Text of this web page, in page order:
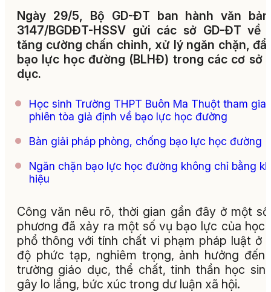
Ngày 29/5, Bộ GD-ĐT ban hành văn
3147/BGDĐT-HSSV gửi các sở GD-ĐT về
tăng cường chấn chỉnh, xử lý ngăn chặn,
bạo lực học đường (BLHĐ) trong các cơ sở
dục.
Học sinh Trường THPT Buôn Ma Thuột tham gia
phiên tòa giả định về bạo lực học đường
Bàn giải pháp phòng, chống bạo lực học đường
Ngăn chặn bạo lực học đường không chỉ bằng
hiệu
Công văn nêu rõ, thời gian gần đây ở một
phương đã xảy ra một số vụ bạo lực của học
phổ thông với tính chất vi phạm pháp luật ở
độ phức tạp, nghiêm trọng, ảnh hưởng đến
trường giáo dục, thể chất, tinh thần học
gây lo lắng, bức xúc trong dư luận xã hội.